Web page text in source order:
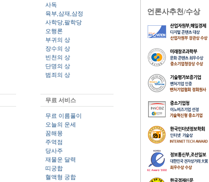
사독
육부,삼재,삼정
사학당,팔학당
오행론
부귀의 상
장수의 상
빈천의 상
단명의 상
범죄의 상
무료 서비스
무료 이름풀이
오늘의 운세
꿈해몽
주역점
당사주
재물운 달력
띠궁합
혈액형 궁합
언론사추천/수상